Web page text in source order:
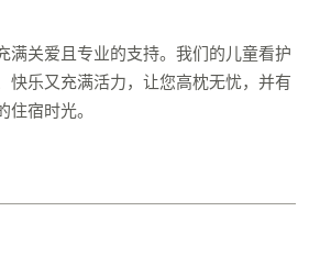
满关爱且专业的支持。我们的儿童看护
快乐又充满活力，让您高枕无忧，并有
宿时光。